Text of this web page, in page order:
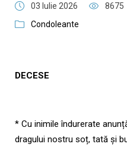
03 Iulie 2026 8675
Condoleante
DECESE
* Cu inimile îndurerate
dragului nostru soț, tată și